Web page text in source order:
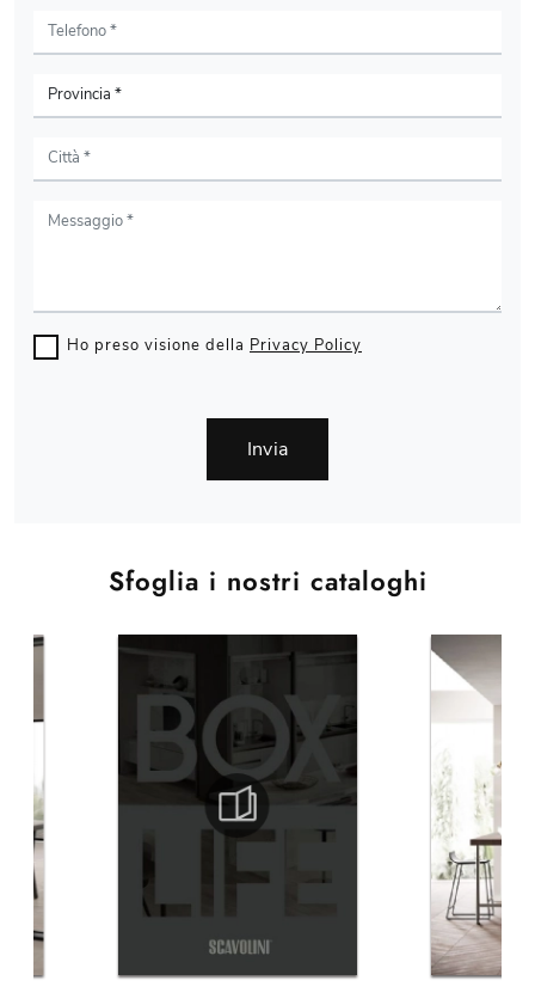
Sfoglia i nostri cataloghi
Ho preso visione della Privacy Policy
Invia